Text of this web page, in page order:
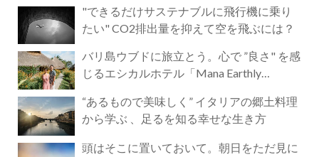
"できるだけサステナブルに飛行機に乗り
たい" CO2排出量を抑えて空を飛ぶには？
バリ島ウブドに旅立とう。心で ”良さ" を感
じるエシカルホテル「Mana Earthly
“あるもので美味しく” イタリアの郷土料理
から学ぶ 、足るを知る幸せな生き方
頭はそこに置いておいて。朝日をただ見に